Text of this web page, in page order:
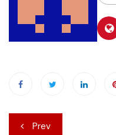
Navigation
Prev